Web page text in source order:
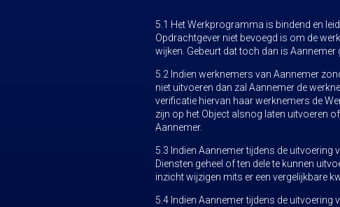
5.1 Het Werkprogramma is bindend en
Opdrachtgever niet bevoegd is om de
wijken. Gebeurt dat toch dan is
5.2 Indien werknemers van Aannemer
niet uitvoeren dan zal Aannemer de
verificatie hiervan haar werknemers de
zijn op het Object alsnog laten uitvoeren
Aannemer.
5.3 Indien Aannemer tijdens de
Diensten geheel of ten dele te kunnen
inzicht wijzigen mits er een vergelijkbare
5.4 Indien Aannemer tijdens de